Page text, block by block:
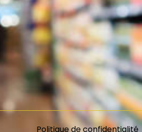
Politique de confidentialité